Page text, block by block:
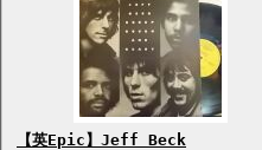
【英Epic】Jeff Beck